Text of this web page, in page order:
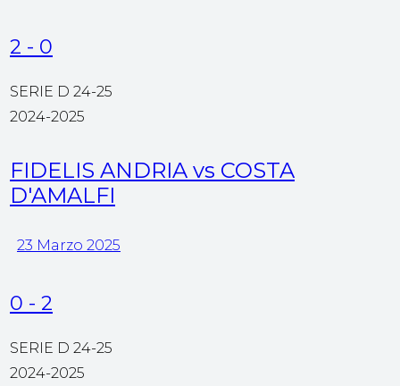
2 - 0
SERIE D 24-25
2024-2025
FIDELIS ANDRIA vs COSTA
D'AMALFI
23 Marzo 2025
0 - 2
SERIE D 24-25
2024-2025